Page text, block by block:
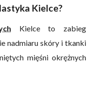
Kielce?
Kielce to zabieg
nadmiaru skóry i tkanki
mięśni okrężnych